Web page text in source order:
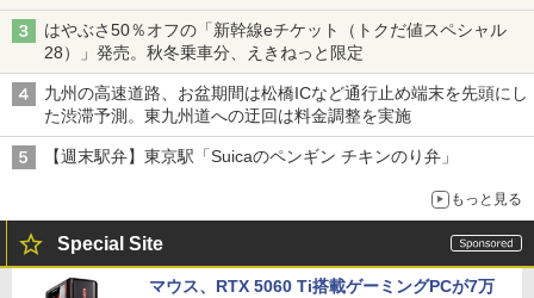
はやぶさ50％オフの「新幹線eチケット（トクだ値スペシャル
28）」発売。秋冬乗車分、えきねっと限定
九州の高速道路、お盆期間は松橋ICなど通行止め端末を先頭にし
た渋滞予測。東九州道への迂回は料金調整を実施
【週末駅弁】東京駅「Suicaのペンギン チキンのり弁」
もっと見る
Special Site
マウス、RTX 5060 Ti搭載ゲーミングPCが7万